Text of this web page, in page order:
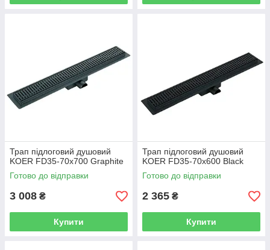
Трап підлоговий душовий
KOER FD35-70x700 Graphite
Готово до відправки
3 008 ₴
Купити
Трап підлоговий душовий
KOER FD35-70x600 Black
Готово до відправки
2 365 ₴
Купити